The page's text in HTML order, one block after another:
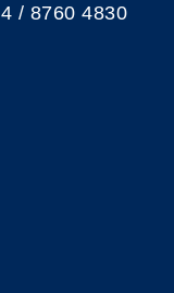
/ 8760 4830